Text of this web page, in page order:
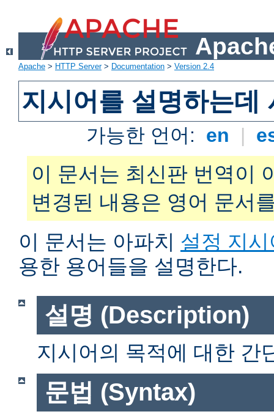
Apache > HTTP Server> Documentation > Version 2.4
지시어를 설명하는데
가능한 언어: en |
이 문서는 최신판 번역이
변경된 내용은 영어 문서
이 문서는 아파치 설정 지시
용한 용어들을 설명한다.
설명 (Description)
지시어의 목적에 대한 간
문법 (Syntax)